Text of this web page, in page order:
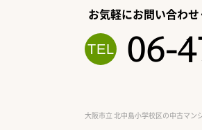
お気軽にお問い合わ
06-
大阪市立 北中島小学校区の中古マン